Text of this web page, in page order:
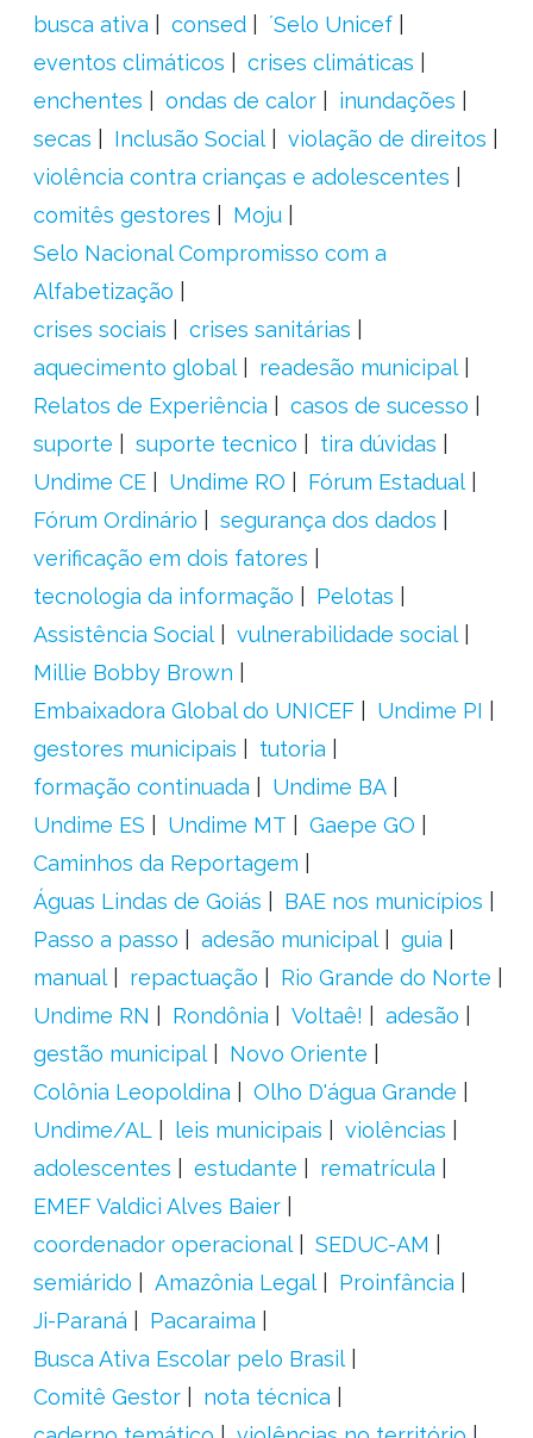
busca ativa
consed
´Selo Unicef
eventos climáticos
crises climáticas
enchentes
ondas de calor
inundações
secas
Inclusão Social
violação de direitos
violência contra crianças e adolescentes
comitês gestores
Moju
Selo Nacional Compromisso com a
Alfabetização
crises sociais
crises sanitárias
aquecimento global
readesão municipal
Relatos de Experiência
casos de sucesso
suporte
suporte tecnico
tira dúvidas
Undime CE
Undime RO
Fórum Estadual
Fórum Ordinário
segurança dos dados
verificação em dois fatores
tecnologia da informação
Pelotas
Assistência Social
vulnerabilidade social
Millie Bobby Brown
Embaixadora Global do UNICEF
Undime PI
gestores municipais
tutoria
formação continuada
Undime BA
Undime ES
Undime MT
Gaepe GO
Caminhos da Reportagem
Águas Lindas de Goiás
BAE nos municípios
Passo a passo
adesão municipal
guia
manual
repactuação
Rio Grande do Norte
Undime RN
Rondônia Voltaê!
adesão
gestão municipal
Novo Oriente
Colônia Leopoldina
Olho D'água Grande
Undime/AL
leis municipais
violências
adolescentes
estudante
rematrícula
EMEF Valdici Alves Baier
coordenador operacional
SEDUC-AM
semiárido
Amazônia Legal
Proinfância
Ji-Paraná
Pacaraima
Busca Ativa Escolar pelo Brasil
Comitê Gestor
nota técnica